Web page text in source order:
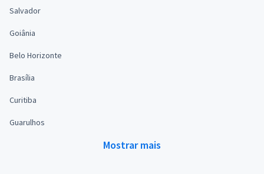
Salvador
Goiânia
Belo Horizonte
Brasília
Curitiba
Guarulhos
Mostrar mais